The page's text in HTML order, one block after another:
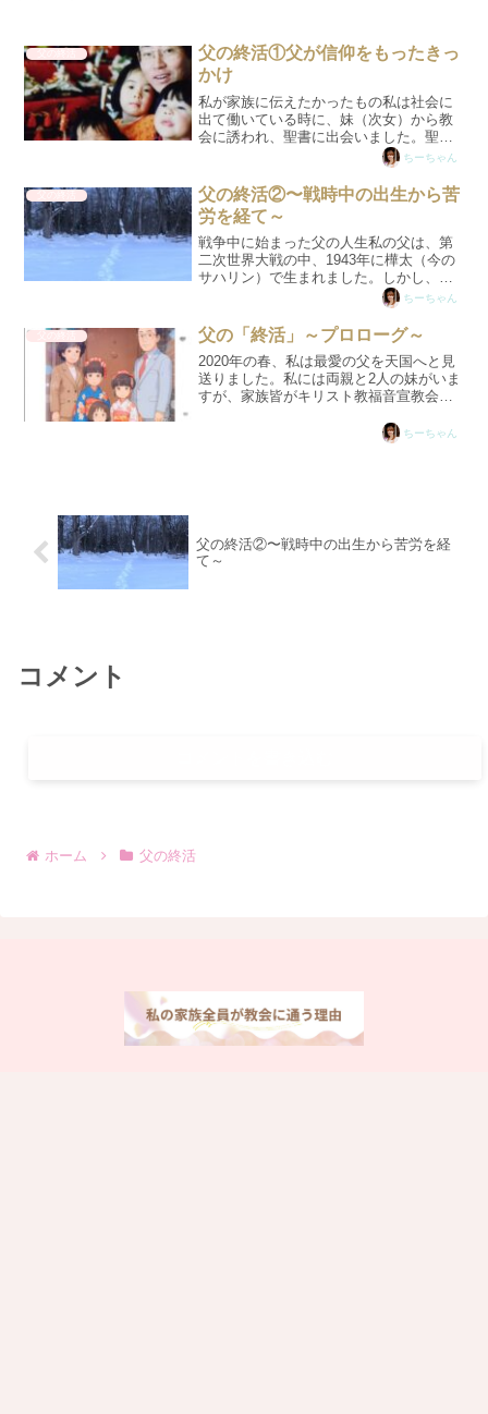
父の終活①父が信仰をもったきっ
かけ
私が家族に伝えたかったもの私は社会に
出て働いている時に、妹（次女）から教
会に誘われ、聖書に出会いました。聖書
の御言葉を学ぶようになってから、私は
「これは絶対、家族にも伝えたい！」と
思うようになりまた。そこで妹とも相談
し、まだ信仰を持っていな...
ちーちゃん
父の終活②〜戦時中の出生から苦
労を経て～
戦争中に始まった父の人生私の父は、第
二次世界大戦の中、1943年に樺太（今の
サハリン）で生まれました。しかし、わ
ずか2歳の時に、家族で住み慣れた場所を
離れなければならなくなりました。ロシ
ア軍（当時のソ連軍）の侵攻が迫る中、
祖母は、幼い父の手...
ちーちゃん
父の「終活」～プロローグ～
2020年の春、私は最愛の父を天国へと見
送りました。私には両親と2人の妹がいま
すが、家族皆がキリスト教福音宣教会に
した。しかし、父は糖尿病の合併症から
様々な病気を患い、70歳を過ぎてから
ちーちゃん
父の終活②〜戦時中の出生から苦労を経
て～
コメント
ホーム 父の終活